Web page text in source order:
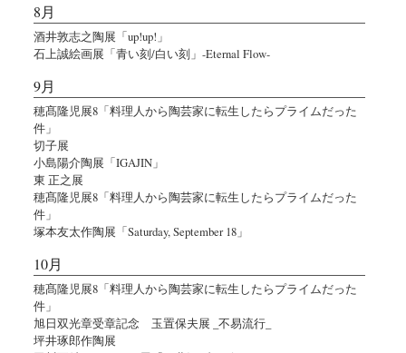
8月
酒井敦志之陶展「up!up!」
石上誠絵画展「青い刻/白い刻」-Eternal Flow-
9月
穂髙隆児展8「料理人から陶芸家に転生したらプライムだった
件」
切子展
小島陽介陶展「IGAJIN」
東 正之展
穂髙隆児展8「料理人から陶芸家に転生したらプライムだった
件」
塚本友太作陶展「Saturday, September 18」
10月
穂髙隆児展8「料理人から陶芸家に転生したらプライムだった
件」
旭日双光章受章記念 玉置保夫展 _不易流行_
坪井琢郎作陶展